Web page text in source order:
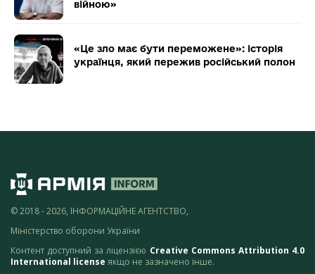
війною»
«Це зло має бути переможене»: історія
українця, який пережив російський полон
© 2018 - 2026, ІНФОРМАЦІЙНЕ АГЕНТСТВО,
Міністерство оборони України
Контент доступний за ліцензією Creative Commons Attribution 4.0
International license якщо не зазначено інше.